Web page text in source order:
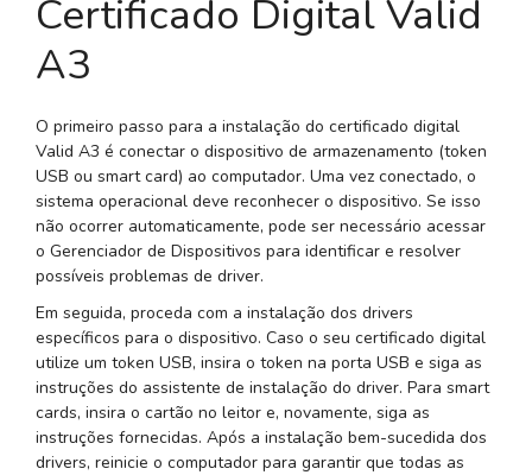
Certificado Digital Valid
A3
O primeiro passo para a instalação do certificado digital
Valid A3 é conectar o dispositivo de armazenamento (token
USB ou smart card) ao computador. Uma vez conectado, o
sistema operacional deve reconhecer o dispositivo. Se isso
não ocorrer automaticamente, pode ser necessário acessar
o Gerenciador de Dispositivos para identificar e resolver
possíveis problemas de driver.
Em seguida, proceda com a instalação dos drivers
específicos para o dispositivo. Caso o seu certificado digital
utilize um token USB, insira o token na porta USB e siga as
instruções do assistente de instalação do driver. Para smart
cards, insira o cartão no leitor e, novamente, siga as
instruções fornecidas. Após a instalação bem-sucedida dos
drivers, reinicie o computador para garantir que todas as